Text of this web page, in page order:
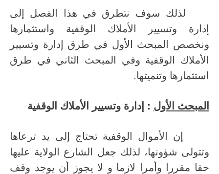
لذلك سوف نتطرق في هذا الفصل إلى
إدارة وتسيير الأملاك الوقفية واستثمارها
ونخصص المبحث الأول في طرق إدارة وتسيير
الأملاك الوقفية وفي المبحث الثاني في طرق
استثمارها وتنميتها.
المبحث الأول : إدارة وتسيير الأملاك الوقفية
إن الأموال الوقفية تحتاج إلى يد ترعاها
وتتولى شؤونها، لذلك جعل الشارع الولاية عليها
حقا مقررا وأمرا لازما و لا يجوز أن يوجد وقف